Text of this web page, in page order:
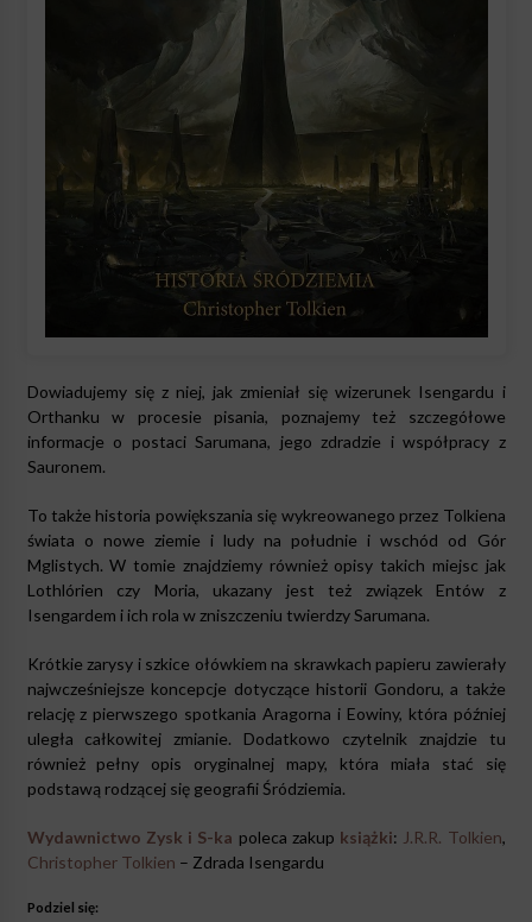
Dowiadujemy się z niej, jak zmieniał się wizerunek Isengardu i
Orthanku w procesie pisania, poznajemy też szczegółowe
informacje o postaci Sarumana, jego zdradzie i współpracy z
Sauronem.
To także historia powiększania się wykreowanego przez Tolkiena
świata o nowe ziemie i ludy na południe i wschód od Gór
Mglistych. W tomie znajdziemy również opisy takich miejsc jak
Lothlórien czy Moria, ukazany jest też związek Entów z
Isengardem i ich rola w zniszczeniu twierdzy Sarumana.
Krótkie zarysy i szkice ołówkiem na skrawkach papieru zawierały
najwcześniejsze koncepcje dotyczące historii Gondoru, a także
relację z pierwszego spotkania Aragorna i Eowiny, która później
uległa całkowitej zmianie. Dodatkowo czytelnik znajdzie tu
również pełny opis oryginalnej mapy, która miała stać się
podstawą rodzącej się geografii Śródziemia.
Wydawnictwo Zysk i S-ka poleca zakup książki: J.R.R. Tolkien,
Christopher Tolkien – Zdrada Isengardu
Podziel się: